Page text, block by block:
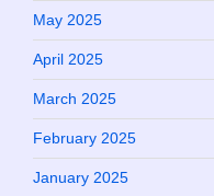
May 2025
April 2025
March 2025
February 2025
January 2025